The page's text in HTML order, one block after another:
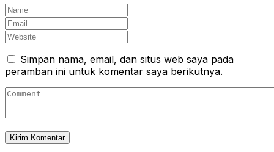
Simpan nama, email, dan situs web saya pada
peramban ini untuk komentar saya berikutnya.